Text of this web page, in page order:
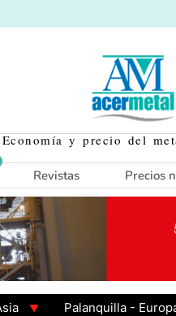
Economía y precio del
Revistas Precios
Palanquilla - Europa